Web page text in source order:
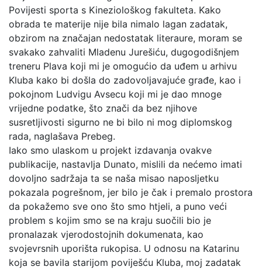
Povijesti sporta s Kineziološkog fakulteta. Kako
obrada te materije nije bila nimalo lagan zadatak,
obzirom na značajan nedostatak literaure, moram se
svakako zahvaliti Mladenu Jurešiću, dugogodišnjem
treneru Plava koji mi je omogućio da uđem u arhivu
Kluba kako bi došla do zadovoljavajuće građe, kao i
pokojnom Ludvigu Avsecu koji mi je dao mnoge
vrijedne podatke, što znači da bez njihove
susretljivosti sigurno ne bi bilo ni mog diplomskog
rada, naglašava Prebeg.
Iako smo ulaskom u projekt izdavanja ovakve
publikacije, nastavlja Dunato, mislili da nećemo imati
dovoljno sadržaja ta se naša misao naposljetku
pokazala pogrešnom, jer bilo je čak i premalo prostora
da pokažemo sve ono što smo htjeli, a puno veći
problem s kojim smo se na kraju suočili bio je
pronalazak vjerodostojnih dokumenata, kao
svojevrsnih uporišta rukopisa. U odnosu na Katarinu
koja se bavila starijom poviješću Kluba, moj zadatak